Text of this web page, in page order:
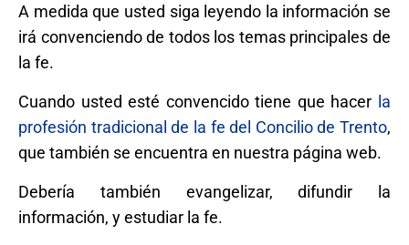
A medida que usted siga leyendo la información se
irá convenciendo de todos los temas principales de
la fe.
Cuando usted esté convencido tiene que hacer la
profesión tradicional de la fe del Concilio de Trento,
que también se encuentra en nuestra página web.
Debería también evangelizar, difundir la
información, y estudiar la fe.